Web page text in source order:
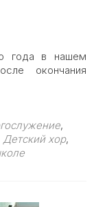
года в нашем
окончания
,
Детский хор,